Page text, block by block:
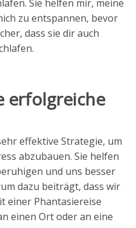
Sie helfen mir, meine
zu entspannen, bevor
dass sie dir auch
erfolgreiche
effektive Strategie, um
abzubauen. Sie helfen
und uns besser
dazu beiträgt, dass wir
einer Phantasiereise
einen Ort oder an eine